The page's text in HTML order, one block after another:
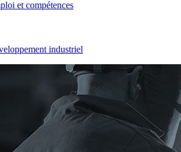
et compétences
industriel